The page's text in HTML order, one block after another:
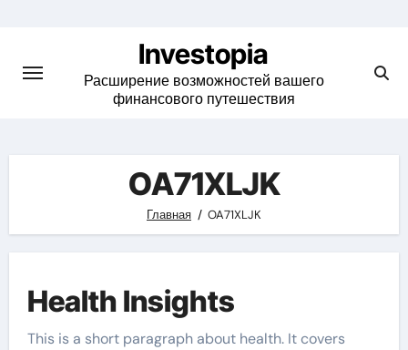
content
Investopia
Расширение возможностей вашего
финансового путешествия
OA71XLJK
Главная OA71XLJK
Health Insights
This is a short paragraph about health. It covers